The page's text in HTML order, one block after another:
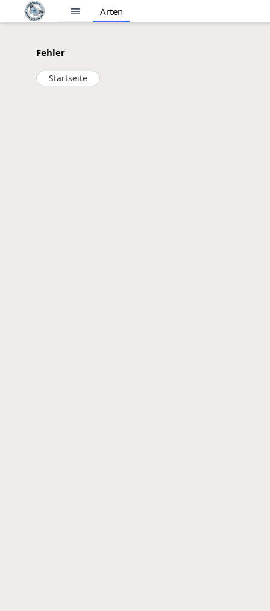
menu Arten
Fehler
Startseite